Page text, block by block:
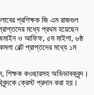
প্রশিক্ষক জি এম রাজগুল
মধ্যে প্রথম হয়েছেন
ও আফিফ, ৫ম মাইশা, ৬ষ্ঠ
বেল্ট প্রাপ্তদের মধ্যে ১ম
শিক্ষক কওছারসহ অভিভাবকবৃন্দ।
ক্রেস্ট প্রদান করা হয়।